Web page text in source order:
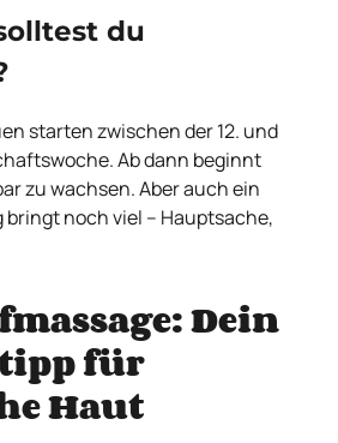
du
starten zwischen der 12. und
Ab dann beginnt
zu wachsen. Aber auch ein
bringt noch viel – Hauptsache,
Dein
für
Haut